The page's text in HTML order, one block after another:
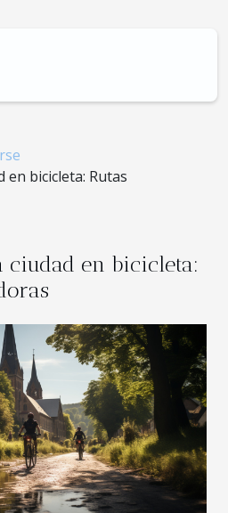
en bicicleta: Rutas
ciudad en bicicleta: